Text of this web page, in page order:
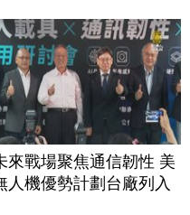
來戰場聚焦通信韌性 美
人機優勢計劃台廠列入